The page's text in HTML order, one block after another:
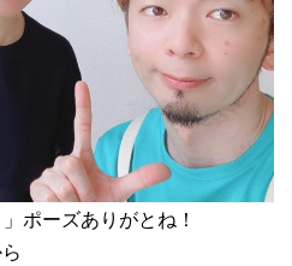
ポーズありがとね！